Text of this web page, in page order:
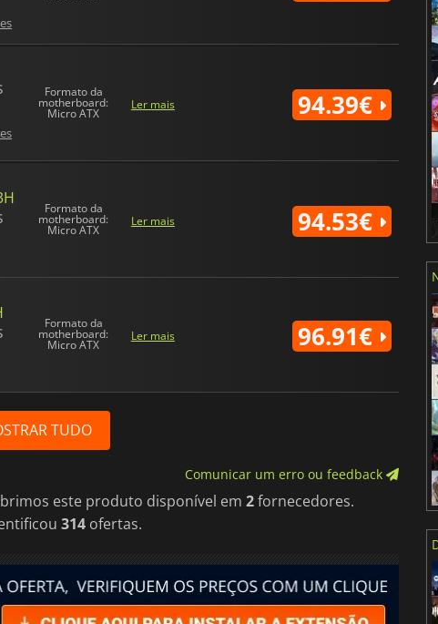
Formato da
motherboard:
Micro ATX
Ler mais 94.39€
Formato da
motherboard:
Micro ATX
Ler mais 94.53€
Formato da
motherboard:
Micro ATX
Ler mais 96.91€
TUDO
Comunicar um erro ou feedback
este produto disponível em 2fornecedores.
314 ofertas.